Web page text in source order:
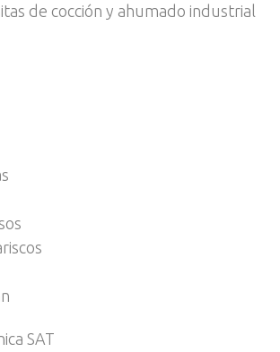
de cocción y ahumado industrial
SAT